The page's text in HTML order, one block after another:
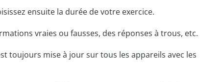
ensuite la durée de votre exercice.
vraies ou fausses, des réponses à trous, etc.
toujours mise à jour sur tous les appareils avec les